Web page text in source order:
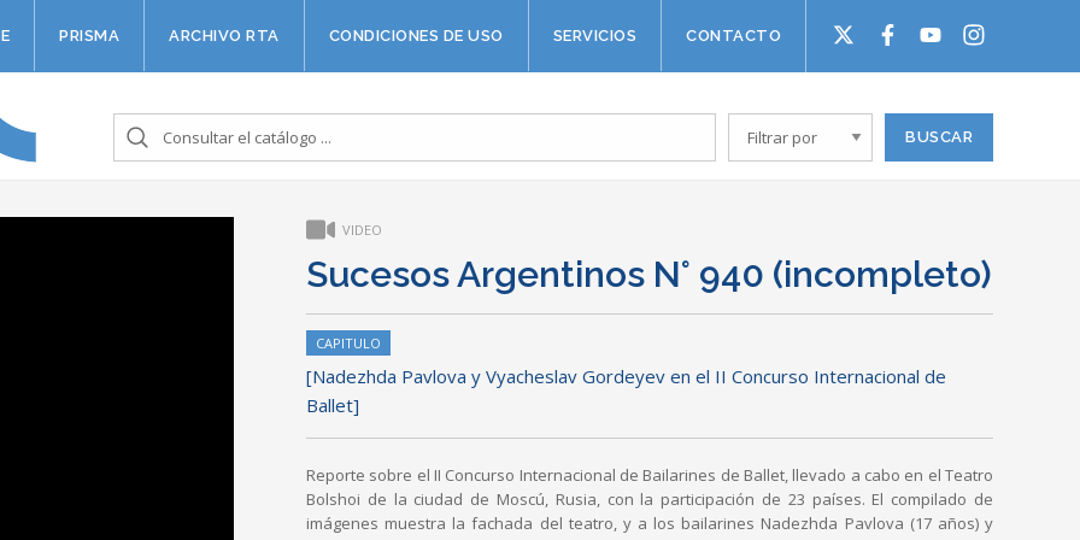
PRISMA ARCHIVO RTA CONDICIONES DE USO SERVICIOS CONTACTO
VIDEO
Sucesos Argentinos N° 940 (incompleto)
CAPITULO
[Nadezhda Pavlova y Vyacheslav Gordeyev en el II Concurso Internacional de
Ballet]
Reporte sobre el II Concurso Internacional de Bailarines de Ballet, llevado a cabo en el Teatro
Bolshoi de la ciudad de Moscú, Rusia, con la participación de 23 países. El compilado de
imágenes muestra la fachada del teatro, y a los bailarines Nadezhda Pavlova (17 años) y